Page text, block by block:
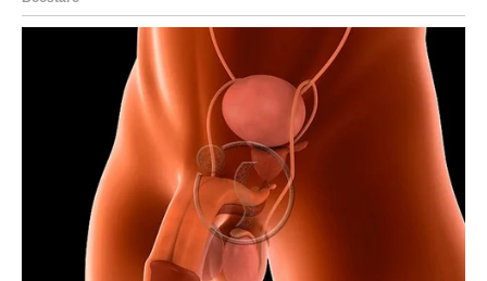
dolazi tiho, ali sigurno, i donosi osećaj kontrole i
sigurnosti. Ovo je period kada shvataš da više ne moraš
da se boriš – jer sudbina radi za tebe.
RAK – nagrada za emocije, brigu i
veru u dobro